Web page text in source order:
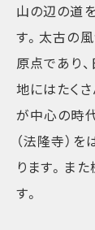
山の辺の道
す。太古の
原点であり
地にはたく
が中心の時
（法隆寺）
ります。ま
す。